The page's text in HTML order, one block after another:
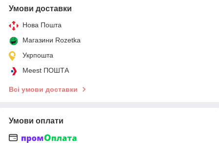
Умови доставки
Нова Пошта
Магазини Rozetka
Укрпошта
Meest ПОШТА
Всі умови доставки
Умови оплати